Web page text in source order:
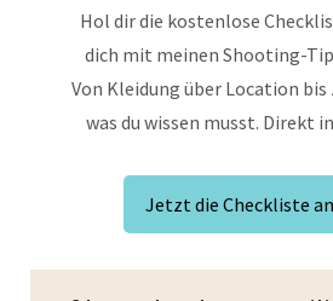
Hol dir die kostenlose
dich mit meinen Shooting-
Von Kleidung über Location
was du wissen musst. Direkt
Jetzt die Checkliste